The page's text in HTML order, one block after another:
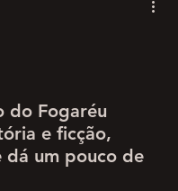
do Fogaréu
e ficção,
dá um pouco de